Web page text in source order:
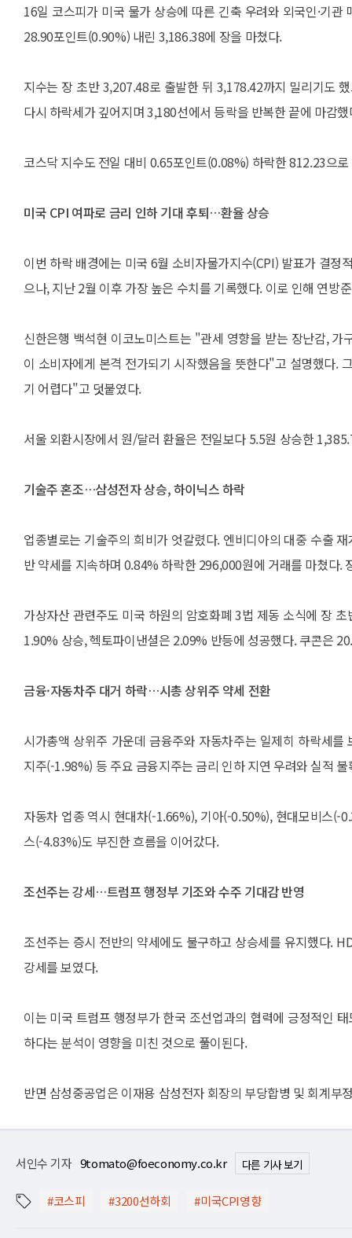
16일 코스피가 미국 물가 상승에 따른 긴축 우려와 외국인·기
28.90포인트(0.90%) 내린 3,186.38에 장을 마쳤다.
지수는 장 초반 3,207.48로 출발한 뒤 3,178.42까지 밀리기도
다시 하락세가 깊어지며 3,180선에서 등락을 반복한 끝에 마감했
코스닥 지수도 전일 대비 0.65포인트(0.08%) 하락한 812.23으
미국 CPI 여파로 금리 인하 기대 후퇴…환율 상승
이번 하락 배경에는 미국 6월 소비자물가지수(CPI) 발표가 결
으나, 지난 2월 이후 가장 높은 수치를 기록했다. 이로 인해 연방
신한은행 백석현 이코노미스트는 "관세 영향을 받는 장난감,
이 소비자에게 본격 전가되기 시작했음을 뜻한다"고 설명했다.
기 어렵다"고 덧붙였다.
서울 외환시장에서 원/달러 환율은 전일보다 5.5원 상승한
기술주 혼조…삼성전자 상승, 하이닉스 하락
업종별로는 기술주의 희비가 엇갈렸다. 엔비디아의 대중 수출
반 약세를 지속하며 0.84% 하락한 296,000원에 거래를 마쳤다.
가상자산 관련주도 미국 하원의 암호화폐 3법 제동 소식에 장
1.90% 상승, 헥토파이낸셜은 2.09% 반등에 성공했다. 쿠콘은
금융·자동차주 대거 하락…시총 상위주 약세 전환
시가총액 상위주 가운데 금융주와 자동차주는 일제히 하락세
지주(-1.98%) 등 주요 금융지주는 금리 인하 지연 우려와 실적
자동차 업종 역시 현대차(-1.66%), 기아(-0.50%), 현대모비스(-
스(-4.83%)도 부진한 흐름을 이어갔다.
조선주는 강세…트럼프 행정부 기조와 수주 기대감 반영
조선주는 증시 전반의 약세에도 불구하고 상승세를 유지했다.
강세를 보였다.
이는 미국 트럼프 행정부가 한국 조선업과의 협력에 긍정적인
하다는 분석이 영향을 미친 것으로 풀이된다.
반면 삼성중공업은 이재용 삼성전자 회장의 부당합병 및 회계
서인수 기자 9tomato@foeconomy.co.kr 다른 기사 보기
#코스피 #3200선하회 #미국CPI영향